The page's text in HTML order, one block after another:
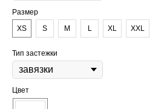
Размер
XS
S M L XL XXL
Тип застежки
Цвет